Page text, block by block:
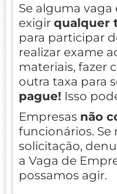
Se alguma
exigir qualquer
para participar
realizar exame
materiais, fazer
outra taxa para
pague! Isso
Empresas não
funcionários. Se
solicitação,
a Vaga de
possamos agir.